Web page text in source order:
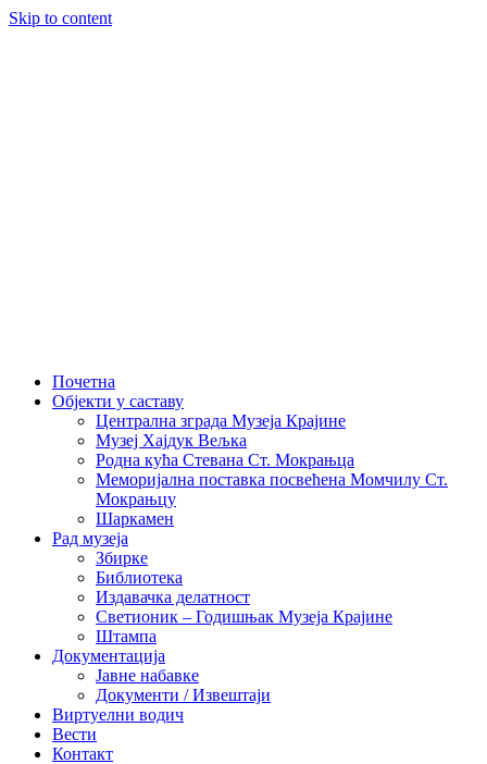
Skip to content
Почетна
Објекти у саставу
Централна зграда Музеја Крајине
Музеј Хајдук Вељка
Родна кућа Стевана Ст. Мокрањца
Меморијална поставка посвећена Момчилу Ст.
Мокрањцу
Шаркамен
Рад музеја
Збирке
Библиотека
Издавачка делатност
Светионик – Годишњак Музеја Крајине
Штампа
Документација
Јавне набавке
Документи / Извештаји
Виртуелни водич
Вести
Контакт